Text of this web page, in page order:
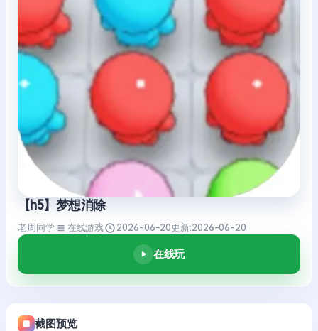
【h5】梦想消除
老周同学 在线游戏 2026-06-20更新:2026-06-20
在线玩
截图预览